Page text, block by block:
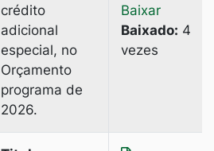
crédito
adicional
especial, no
Orçamento
programa de
2026.
Baixar
Baixado: 4
vezes